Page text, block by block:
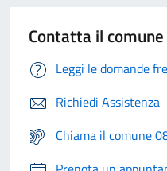
Contatta il comune
Leggi le domande
Richiedi Assistenza
Chiama il comune